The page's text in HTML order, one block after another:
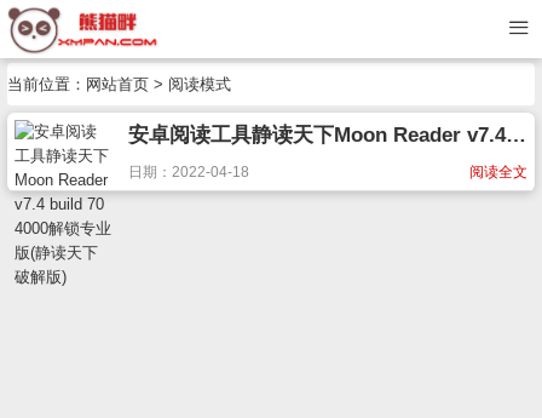
当前位置： 网站首页 > 阅读模式
安卓阅读工具静读天下Moon Reader v7.4 build 704000解锁专业版(静读天下破解版)
阅读全文
日期：2022-04-18